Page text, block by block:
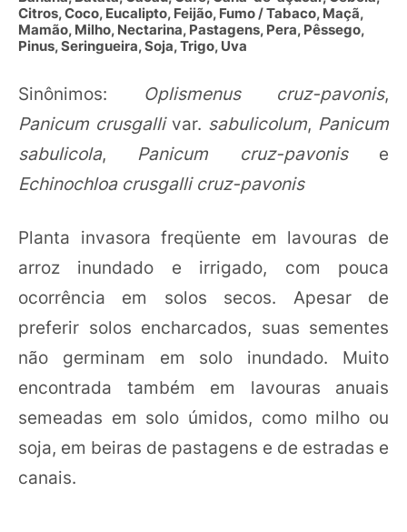
Citros, Coco, Eucalipto, Feijão, Fumo / Tabaco, Maçã,
Mamão, Milho, Nectarina, Pastagens, Pera, Pêssego,
Pinus, Seringueira, Soja, Trigo, Uva
Sinônimos: Oplismenus cruz-pavonis,
Panicum crusgalli var. sabulicolum, Panicum
sabulicola, Panicum cruz-pavonis e
Echinochloa crusgalli cruz-pavonis
Planta invasora freqüente em lavouras de
arroz inundado e irrigado, com pouca
ocorrência em solos secos. Apesar de
preferir solos encharcados, suas sementes
não germinam em solo inundado. Muito
encontrada também em lavouras anuais
semeadas em solo úmidos, como milho ou
soja, em beiras de pastagens e de estradas e
canais.